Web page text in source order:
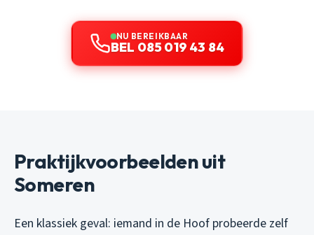
NU BEREIKBAAR
BEL 085 019 43 84
Praktijkvoorbeelden uit
Someren
Een klassiek geval: iemand in de Hoof probeerde zelf